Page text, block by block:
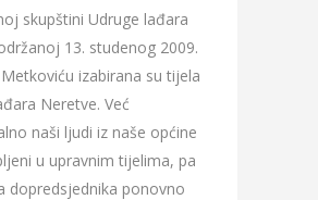
skupštini Udruge lađara
13. studenog 2009.
izabirana su tijela
Neretve. Već
naši ljudi iz naše općine
u upravnim tijelima, pa
dopredsjednika ponovno